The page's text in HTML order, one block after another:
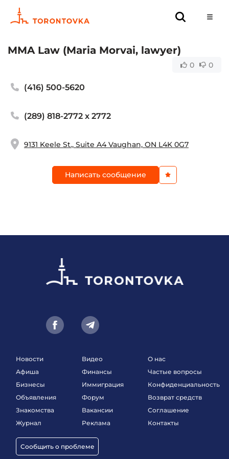
MMA Law (Maria Morvai, lawyer)
0 0
(416) 500-5620
(289) 818-2772 x 2772
9131 Keele St., Suite A4 Vaughan, ON L4K 0G7
Написать сообщение
Новости
Афиша
Бизнесы
Объявления
Знакомства
Журнал
Сообщить о проблеме
Видео
Финансы
Иммиграция
Форум
Вакансии
Реклама
О нас
Частые вопросы
Конфиденциальность
Возврат средств
Соглашение
Контакты